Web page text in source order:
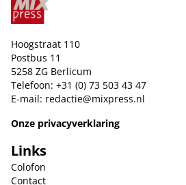
Hoogstraat 110
Postbus 11
5258 ZG Berlicum
Telefoon: +31 (0) 73 503 43 47
E-mail: redactie@mixpress.nl
Onze privacyverklaring
Links
Colofon
Contact